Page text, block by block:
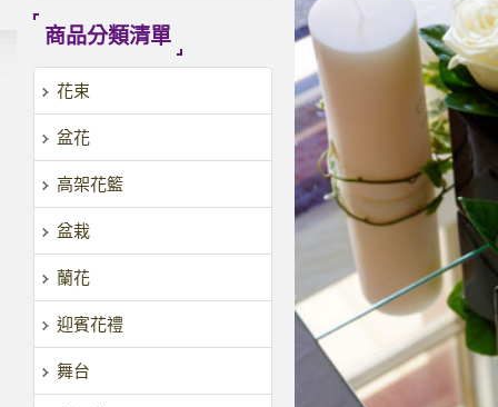
商品分類清單
花束
盆花
高架花籃
盆栽
蘭花
迎賓花禮
舞台